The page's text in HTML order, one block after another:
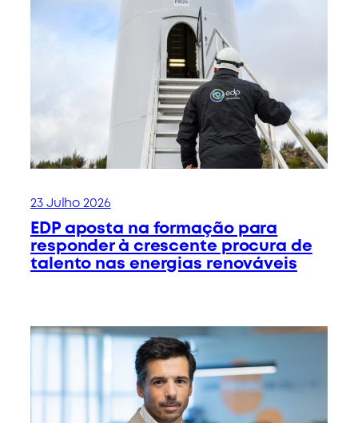
23 Julho 2026
EDP aposta na formação para
responder à crescente procura de
talento nas energias renováveis